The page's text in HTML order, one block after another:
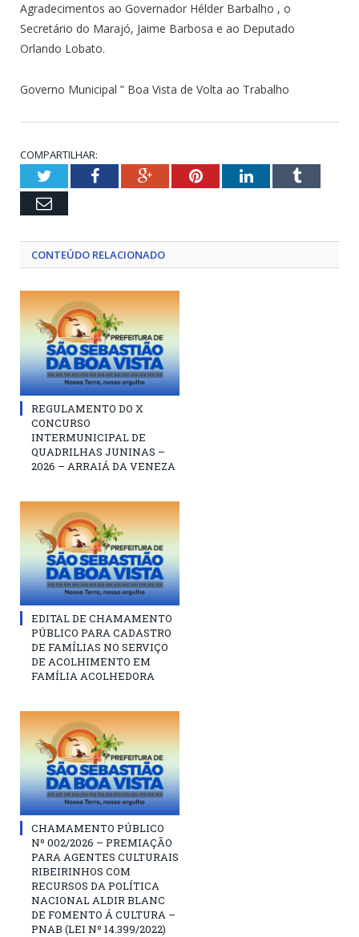
Agradecimentos ao Governador Hélder Barbalho , o
Secretário do Marajó, Jaime Barbosa e ao Deputado
Orlando Lobato.
Governo Municipal ” Boa Vista de Volta ao Trabalho
COMPARTILHAR:
TwitterFacebookGoogle+PinterestLinkedInTumblr
Email
CONTEÚDO RELACIONADO
REGULAMENTO DO X
CONCURSO
INTERMUNICIPAL DE
QUADRILHAS JUNINAS –
2026 – ARRAIÁ DA VENEZA
EDITAL DE CHAMAMENTO
PÚBLICO PARA CADASTRO
DE FAMÍLIAS NO SERVIÇO
DE ACOLHIMENTO EM
FAMÍLIA ACOLHEDORA
CHAMAMENTO PÚBLICO
Nº 002/2026 – PREMIAÇÃO
PARA AGENTES CULTURAIS
RIBEIRINHOS COM
RECURSOS DA POLÍTICA
NACIONAL ALDIR BLANC
DE FOMENTO Á CULTURA –
PNAB (LEI Nº 14.399/2022)